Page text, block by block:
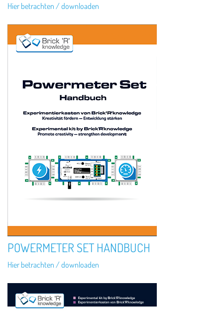
Hier betrachten / downloaden
POWERMETER SET HANDBUCH
Hier betrachten / downloaden